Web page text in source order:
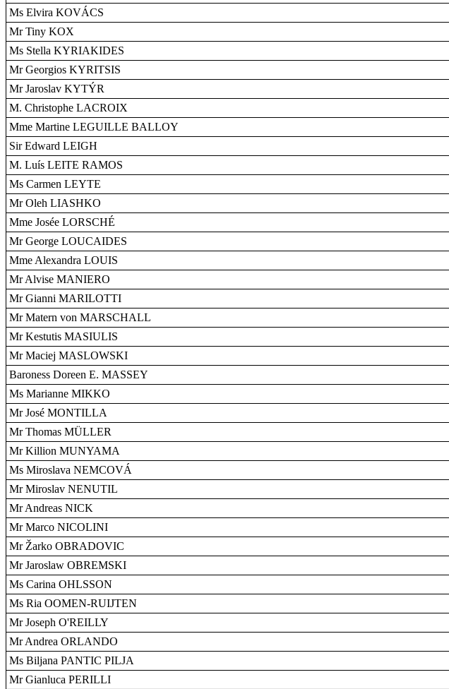
Ms Elvira KOVÁCS
Mr Tiny KOX
Ms Stella KYRIAKIDES
Mr Georgios KYRITSIS
Mr Jaroslav KYTÝR
M. Christophe LACROIX
Mme Martine LEGUILLE BALLOY
Sir Edward LEIGH
M. Luís LEITE RAMOS
Ms Carmen LEYTE
Mr Oleh LIASHKO
Mme Josée LORSCHÉ
Mr George LOUCAIDES
Mme Alexandra LOUIS
Mr Alvise MANIERO
Mr Gianni MARILOTTI
Mr Matern von MARSCHALL
Mr Kestutis MASIULIS
Mr Maciej MASLOWSKI
Baroness Doreen E. MASSEY
Ms Marianne MIKKO
Mr José MONTILLA
Mr Thomas MÜLLER
Mr Killion MUNYAMA
Ms Miroslava NEMCOVÁ
Mr Miroslav NENUTIL
Mr Andreas NICK
Mr Marco NICOLINI
Mr Žarko OBRADOVIC
Mr Jaroslaw OBREMSKI
Ms Carina OHLSSON
Ms Ria OOMEN-RUIJTEN
Mr Joseph O'REILLY
Mr Andrea ORLANDO
Ms Biljana PANTIC PILJA
Mr Gianluca PERILLI